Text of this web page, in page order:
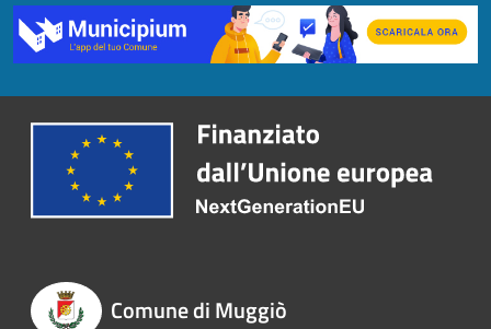
Comune di Muggiò